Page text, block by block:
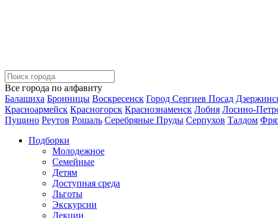
Все города по алфавиту
Балашиха Бронницы Воскресенск Город Сергиев Посад
Красноармейск Красногорск Краснознаменск Лобня Лосино-
Пущино Реутов Рошаль Серебряные Пруды Серпухов Талдом
Подборки
Молодежное
Семейные
Детям
Доступная среда
Льготы
Экскурсии
Лекции